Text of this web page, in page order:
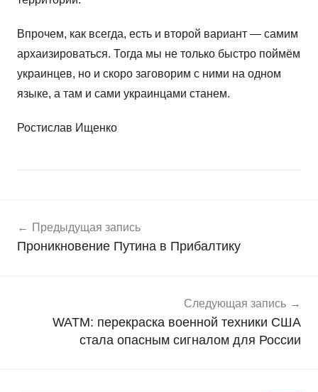
Впрочем, как всегда, есть и второй вариант — самим
архаизироваться. Тогда мы не только быстро поймём
украинцев, но и скоро заговорим с ними на одном
языке, а там и сами украинцами станем.
Ростислав Ищенко
о
в
по
Предыдущая запись
Проникновение Путина в Прибалтику
Следующая запись
WATM: перекраска военной техники США
стала опасным сигналом для России